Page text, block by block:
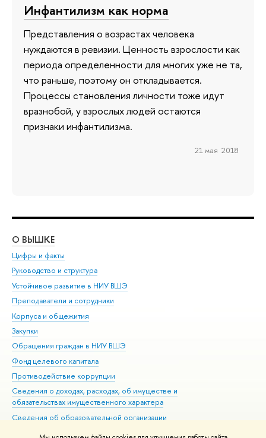
Инфантилизм как норма
Представления о возрастах человека
нуждаются в ревизии. Ценность взрослости как
периода определенности для многих уже не та,
что раньше, поэтому он откладывается.
Процессы становления личности тоже идут
вразнобой, у взрослых людей остаются
признаки инфантилизма.
21 мая 2018
О ВЫШКЕ
Цифры и факты
Руководство и структура
Устойчивое развитие в НИУ ВШЭ
Преподаватели и сотрудники
Корпуса и общежития
Закупки
Обращения граждан в НИУ ВШЭ
Фонд целевого капитала
Противодействие коррупции
Сведения о доходах, расходах, об имуществе и
обязательствах имущественного характера
Сведения об образовательной организации
Людям с ограниченными возможностями здоровья